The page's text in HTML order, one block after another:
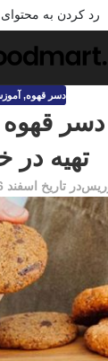
رد کردن به
دسر قهوه,
معرفی ۴ دسر
تهیه در
در تاریخ اسفند 16, 1399